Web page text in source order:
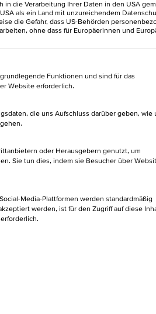
Kursart
in die Verarbeitung Ihrer Daten in den USA
als ein Land mit unzureichendem
die Gefahr, dass US-Behörden
ohne dass für Europäerinnen und
für die eine Einwilligung
Funktionen und sind für das
Website erforderlich.
die uns Aufschluss darüber geben, wie
oder Herausgebern genutzt, um
Sie tun dies, indem sie Besucher über
Media-Plattformen werden standardmäßig
werden, ist für den Zugriff auf diese